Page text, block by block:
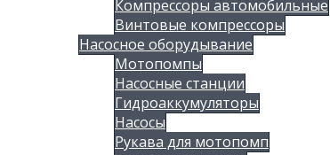
Компрессоры автомобильные
Винтовые компрессоры
Насосное оборудывание
Мотопомпы
Насосные станции
Гидроаккумуляторы
Насосы
Рукава для мотопомп